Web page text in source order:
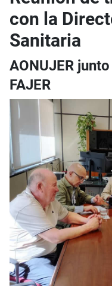
con la
Sanitaria
AONUJER
FAJER